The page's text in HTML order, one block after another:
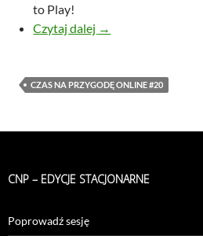
to Play!
Czytaj dalej To nie jest planeta
→
CZAS NA PRZYGODĘ ONLINE #20
CNP – EDYCJE STACJONARNE
Poprowadź sesję